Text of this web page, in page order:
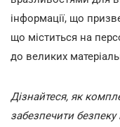
інформації, що
що міститься на
до великих
Дізнайтеся, як
забезпечити безпеку